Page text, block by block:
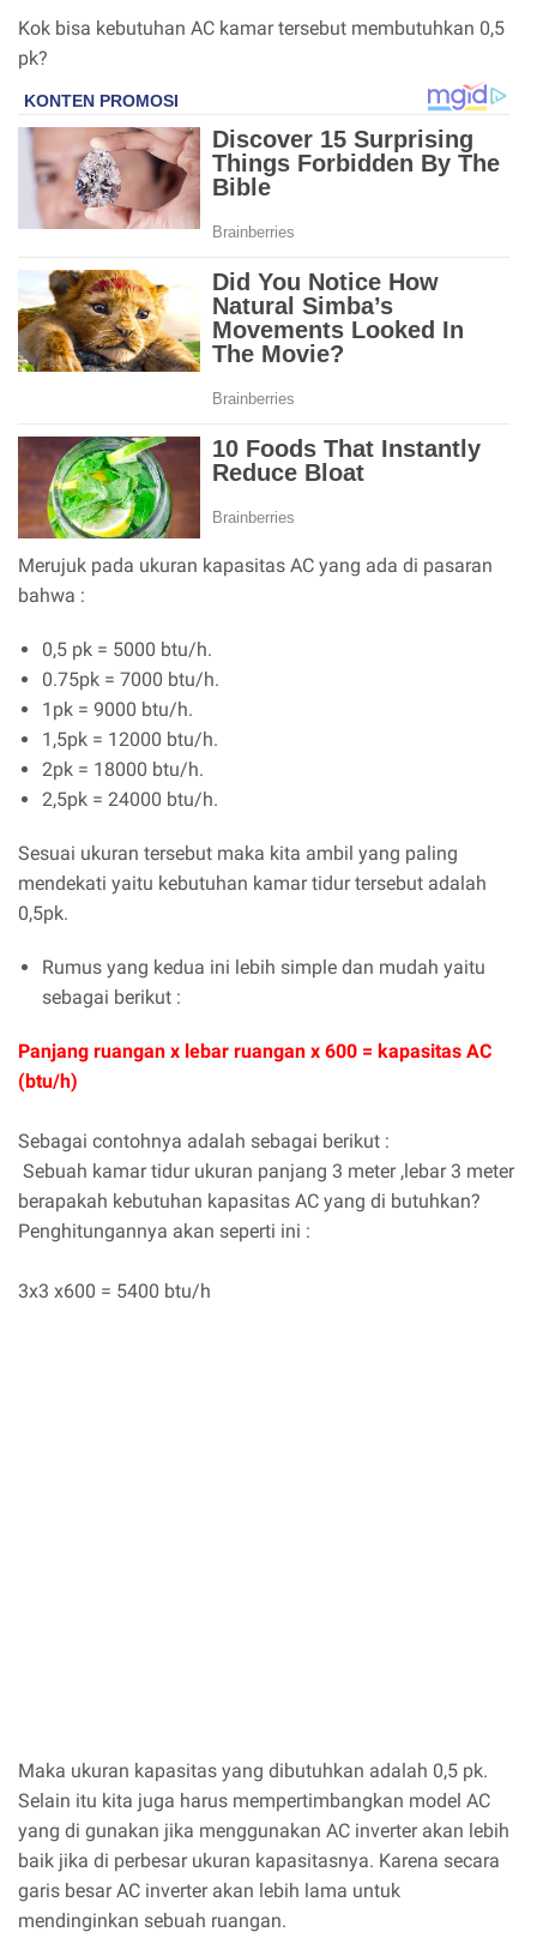
Kok bisa kebutuhan AC kamar tersebut membutuhkan 0,5
pk?
Merujuk pada ukuran kapasitas AC yang ada di pasaran
bahwa :
0,5 pk = 5000 btu/h.
0.75pk = 7000 btu/h.
1pk = 9000 btu/h.
1,5pk = 12000 btu/h.
2pk = 18000 btu/h.
2,5pk = 24000 btu/h.
Sesuai ukuran tersebut maka kita ambil yang paling
mendekati yaitu kebutuhan kamar tidur tersebut adalah
0,5pk.
Rumus yang kedua ini lebih simple dan mudah yaitu
sebagai berikut :
Panjang ruangan x lebar ruangan x 600 = kapasitas AC
(btu/h)
Sebagai contohnya adalah sebagai berikut :
Sebuah kamar tidur ukuran panjang 3 meter ,lebar 3 meter
berapakah kebutuhan kapasitas AC yang di butuhkan?
Penghitungannya akan seperti ini :
3x3 x600 = 5400 btu/h
Maka ukuran kapasitas yang dibutuhkan adalah 0,5 pk.
Selain itu kita juga harus mempertimbangkan model AC
yang di gunakan jika menggunakan AC inverter akan lebih
baik jika di perbesar ukuran kapasitasnya. Karena secara
garis besar AC inverter akan lebih lama untuk
mendinginkan sebuah ruangan.